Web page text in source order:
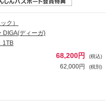
ク）
DIGA(ディーガ)
1TB
68,200円 (税込)
62,000円 (税別)